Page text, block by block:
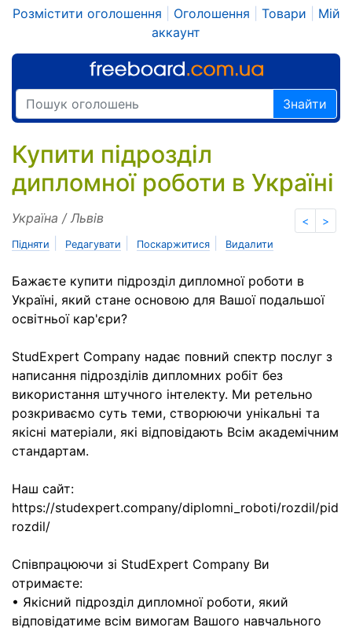
Розмістити оголошення Оголошення Товари
Мій
аккаунт
Знайти
Купити підрозділ
дипломної роботи в Україні
< >
Україна / Львів
Підняти Редагувати Поскаржитися Видалити
Бажаєте купити підрозділ дипломної роботи в
Україні, який стане основою для Вашої подальшої
освітньої кар'єри?
StudExpert Company надає повний спектр послуг з
написання підрозділів дипломних робіт без
використання штучного інтелекту. Ми ретельно
розкриваємо суть теми, створюючи унікальні та
якісні матеріали, які відповідають Всім академічним
стандартам.
Наш сайт:
https://studexpert.company/diplomni_roboti/rozdil/pid
rozdil/
Співпрацюючи зі StudExpert Company Ви
отримаєте:
• Якісний підрозділ дипломної роботи, який
відповідатиме всім вимогам Вашого навчального